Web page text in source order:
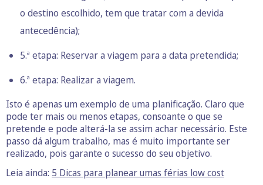
o destino escolhido, tem que tratar com a devida
antecedência);
5.ª etapa: Reservar a viagem para a data pretendida;
6.ª etapa: Realizar a viagem.
Isto é apenas um exemplo de uma planificação. Claro que
pode ter mais ou menos etapas, consoante o que se
pretende e pode alterá-la se assim achar necessário. Este
passo dá algum trabalho, mas é muito importante ser
realizado, pois garante o sucesso do seu objetivo.
Leia ainda: 5 Dicas para planear umas férias low cost